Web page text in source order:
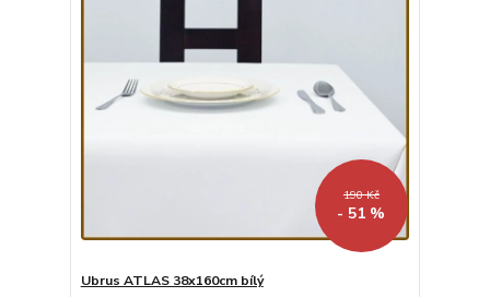
190 Kč
- 51 %
Ubrus ATLAS 38x160cm bílý